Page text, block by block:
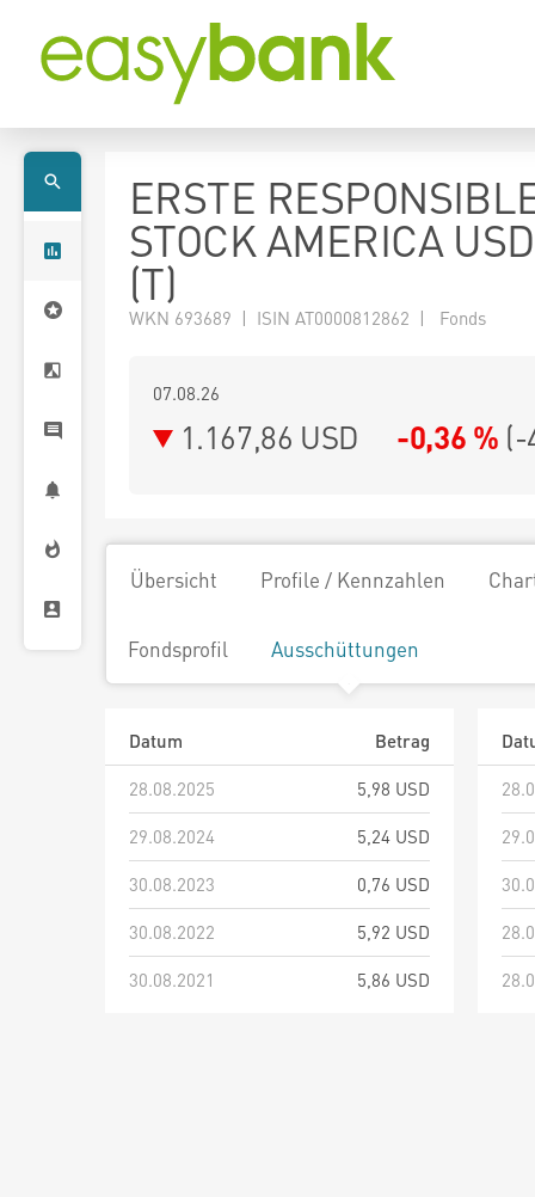
ERSTE
STOCK AMERICA
(T)
WKN 693689 | ISIN AT0000812862 | Fonds
07.08.26
1.167,86 USD -0,36 % (-
Übersicht Profile / Kennzahlen
Fondsprofil Ausschüttungen
Datum
Betrag
28.08.2025
5,98 USD
29.08.2024
5,24 USD
30.08.2023
0,76 USD
30.08.2022
5,92 USD
30.08.2021
5,86 USD